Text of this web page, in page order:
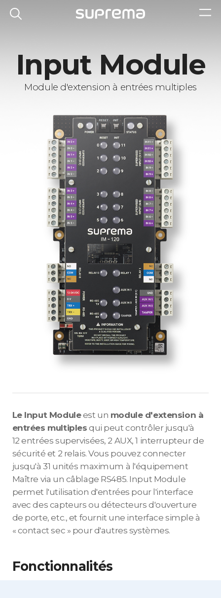
Input Module
Module d'extension à entrées multiples
Le Input Moduleest un module d'extension à
entrées multiples qui peut contrôler jusqu'à
12 entrées supervisées, 2 AUX, 1 interrupteur de
sécurité et 2 relais. Vous pouvez connecter
jusqu'à 31 unités maximum à l'équipement
Maître via un câblage RS485. Input Module
permet l'utilisation d'entrées pour l'interface
avec des capteurs ou détecteurs d'ouverture
de porte, etc., et fournit une interface simple à
« contact sec » pour d'autres systèmes.
Fonctionnalités